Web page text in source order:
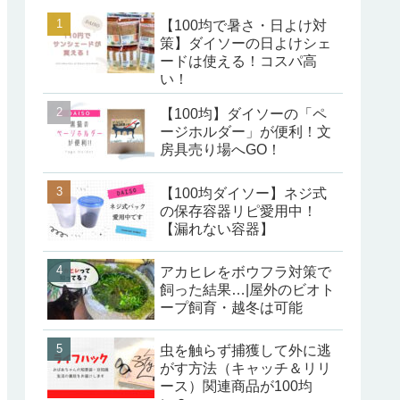
【100均で暑さ・日よけ対
策】ダイソーの日よけシェ
ードは使える！コスパ高
い！
【100均】ダイソーの「ペ
ージホルダー」が便利！文
房具売り場へGO！
【100均ダイソー】ネジ式
の保存容器リピ愛用中！
【漏れない容器】
アカヒレをボウフラ対策で
飼った結果…|屋外のビオト
ープ飼育・越冬は可能
虫を触らず捕獲して外に逃
がす方法（キャッチ＆リリ
ース）関連商品が100均